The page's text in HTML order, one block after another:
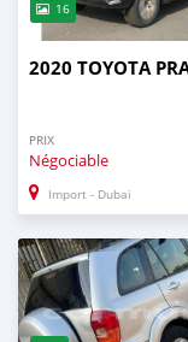
16
2020 TOYOTA
PRIX
Négociable
Import - Dubai